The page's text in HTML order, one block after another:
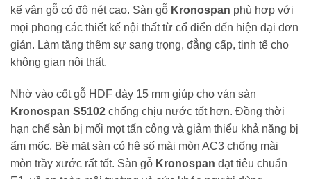
kế vân gỗ có độ nét cao. Sàn gỗ Kronospan phù hợp với
mọi phong các thiết kế nội thất từ cổ điển đến hiện đại đơn
giản. Làm tăng thêm sự sang trọng, đẳng cấp, tinh tế cho
không gian nội thất.
Nhờ vào cốt gỗ HDF dày 15 mm giúp cho ván sàn
Kronospan S5102 chống chịu nước tốt hơn. Đồng thời
hạn chế sàn bị mối mọt tấn công và giảm thiểu khả năng bị
ẩm mốc. Bề mặt sàn có hệ số mài mòn AC3 chống mài
mòn trầy xước rất tốt. Sàn gỗ Kronospan đạt tiêu chuẩn